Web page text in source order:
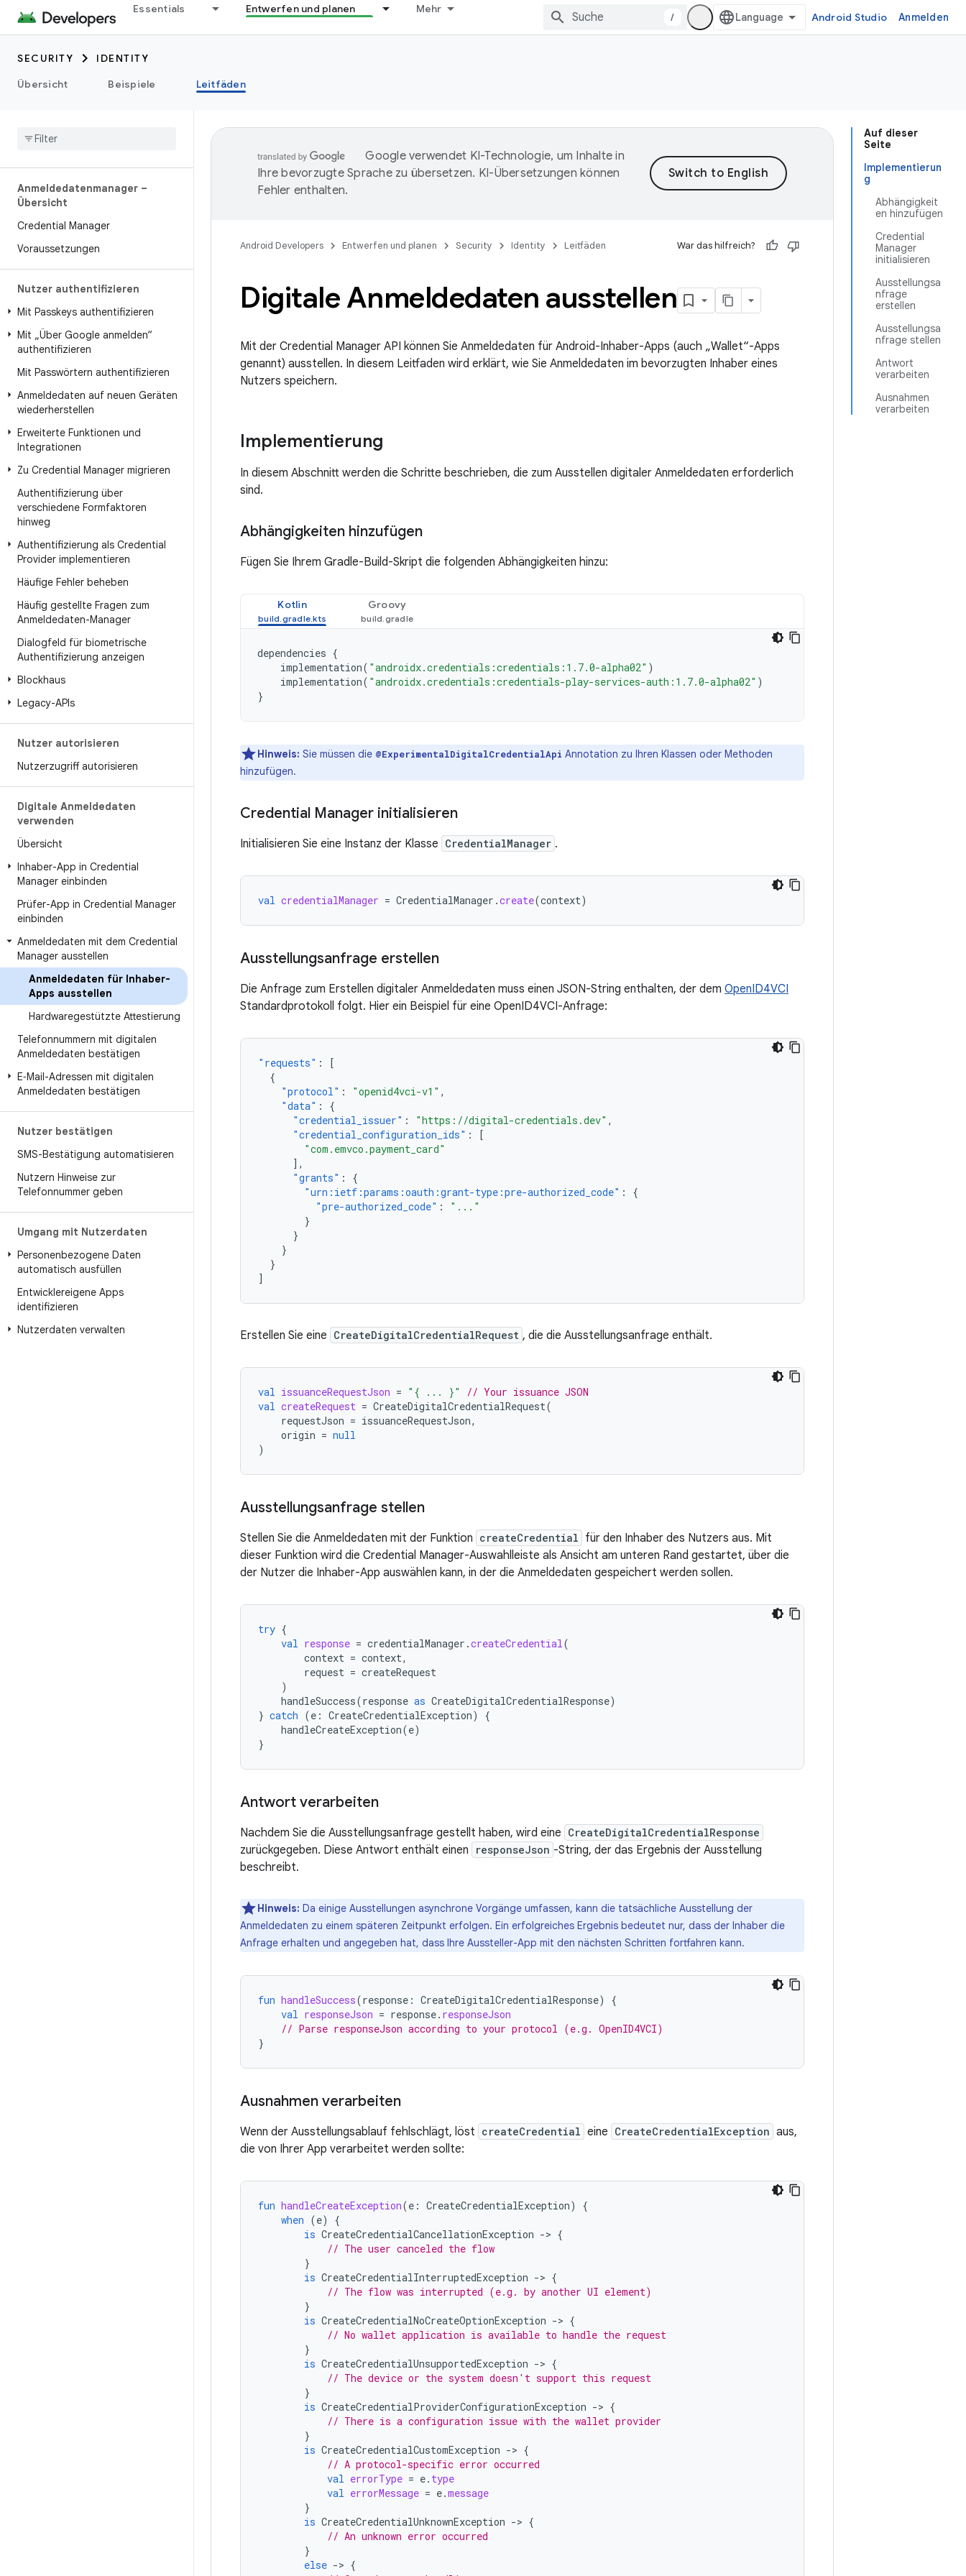
Essentials Entwerfen und planen Mehr
/ Android Studio Anmelden
SECURITY
IDENTITY
Übersicht
Beispiele Leitfäden
Anmeldedatenmanager –
Übersicht
Credential Manager
Voraussetzungen
Nutzer authentifizieren
Mit Passkeys authentifizieren
Mit „Über Google anmelden“
authentifizieren
Mit Passwörtern authentifizieren
Anmeldedaten auf neuen Geräten
wiederherstellen
Erweiterte Funktionen und
Integrationen
Zu Credential Manager migrieren
Authentifizierung über
verschiedene Formfaktoren
hinweg
Authentifizierung als Credential
Provider implementieren
Häufige Fehler beheben
Häufig gestellte Fragen zum
Anmeldedaten-Manager
Dialogfeld für biometrische
Authentifizierung anzeigen
Blockhaus
Legacy-APIs
Nutzer autorisieren
Nutzerzugriff autorisieren
Digitale Anmeldedaten
verwenden
Übersicht
Inhaber-App in Credential
Manager einbinden
Prüfer-App in Credential Manager
einbinden
Anmeldedaten mit dem Credential
Manager ausstellen
Anmeldedaten für Inhaber-
Apps ausstellen
Hardwaregestützte Attestierung
Telefonnummern mit digitalen
Anmeldedaten bestätigen
E‑Mail-Adressen mit digitalen
Anmeldedaten bestätigen
Nutzer bestätigen
SMS-Bestätigung automatisieren
Nutzern Hinweise zur
Telefonnummer geben
Umgang mit Nutzerdaten
Personenbezogene Daten
automatisch ausfüllen
Entwicklereigene Apps
identifizieren
Nutzerdaten verwalten
Auf dieser
Seite
Implementierun
g
Abhängigkeit
en hinzufügen
Credential
Manager
initialisieren
Ausstellungsa
nfrage
erstellen
Ausstellungsa
nfrage stellen
Antwort
verarbeiten
Ausnahmen
verarbeiten
Google verwendet KI-Technologie, um Inhalte in
Ihre bevorzugte Sprache zu übersetzen. KI-Übersetzungen können
Fehler enthalten.
Android Developers Entwerfen und planen Security Identity Leitfäden War das hilfreich?
Digitale Anmeldedaten ausstellen
Mit der Credential Manager API können Sie Anmeldedaten für Android-Inhaber-Apps (auch „Wallet“-Apps
genannt) ausstellen. In diesem Leitfaden wird erklärt, wie Sie Anmeldedaten im bevorzugten Inhaber eines
Nutzers speichern.
Implementierung
In diesem Abschnitt werden die Schritte beschrieben, die zum Ausstellen digitaler Anmeldedaten erforderlich
sind.
Abhängigkeiten hinzufügen
Fügen Sie Ihrem Gradle-Build-Skript die folgenden Abhängigkeiten hinzu:
Kotlin Groovy
dependencies {
implementation( "androidx.credentials:credentials:1.7.0-alpha02" )
implementation( "androidx.credentials:credentials-play-services-auth:1.7.0-alpha02" )
}
Hinweis: Sie müssen die @ExperimentalDigitalCredentialApi Annotation zu Ihren Klassen oder Methoden
hinzufügen.
Credential Manager initialisieren
Initialisieren Sie eine Instanz der Klasse CredentialManager .
val credentialManager = CredentialManager .create(context)
Ausstellungsanfrage erstellen
Die Anfrage zum Erstellen digitaler Anmeldedaten muss einen JSON-String enthalten, der dem OpenID4VCI
Standardprotokoll folgt. Hier ein Beispiel für eine OpenID4VCI-Anfrage:
"requests" :
[
{
"protocol" : "openid4vci-v1" ,
"data" :
{
"credential_issuer" : "https://digital-credentials.dev" ,
"credential_configuration_ids" :
[
"com.emvco.payment_card"
],
"grants" :
{
"urn:ietf:params:oauth:grant-type:pre-authorized_code" :
{
"pre-authorized_code" :
"..."
}
}
}
}
]
Erstellen Sie eine CreateDigitalCredentialRequest , die die Ausstellungsanfrage enthält.
val issuanceRequestJson = "{ ... }"
// Your issuance JSON
val createRequest = CreateDigitalCredentialRequest(
requestJson = issuanceRequestJson,
origin = null
)
Ausstellungsanfrage stellen
Stellen Sie die Anmeldedaten mit der Funktion createCredential für den Inhaber des Nutzers aus. Mit
dieser Funktion wird die Credential Manager-Auswahlleiste als Ansicht am unteren Rand gestartet, über die
der Nutzer die Inhaber-App auswählen kann, in der die Anmeldedaten gespeichert werden sollen.
try {
val response = credentialManager .createCredential(
context = context,
request = createRequest
)
handleSuccess(response as CreateDigitalCredentialResponse)
} catch (e : CreateCredentialException)
{
handleCreateException(e)
}
Antwort verarbeiten
Nachdem Sie die Ausstellungsanfrage gestellt haben, wird eine CreateDigitalCredentialResponse
zurückgegeben. Diese Antwort enthält einen responseJson -String, der das Ergebnis der Ausstellung
beschreibt.
Hinweis: Da einige Ausstellungen asynchrone Vorgänge umfassen, kann die tatsächliche Ausstellung der
Anmeldedaten zu einem späteren Zeitpunkt erfolgen. Ein erfolgreiches Ergebnis bedeutet nur, dass der Inhaber die
Anfrage erhalten und angegeben hat, dass Ihre Aussteller-App mit den nächsten Schritten fortfahren kann.
fun handleSuccess(response : CreateDigitalCredentialResponse)
{
val responseJson = response. responseJson
// Parse responseJson according to your protocol (e.g. OpenID4VCI)
}
Ausnahmen verarbeiten
Wenn der Ausstellungsablauf fehlschlägt, löst createCredential eine CreateCredentialException aus,
die von Ihrer App verarbeitet werden sollte:
fun handleCreateException(e : CreateCredentialException)
{
when (e)
{
is CreateCredentialCancellationException -> {
// The user canceled the flow
}
is CreateCredentialInterruptedException -> {
// The flow was interrupted (e.g. by another UI element)
}
is CreateCredentialNoCreateOptionException -> {
// No wallet application is available to handle the request
}
is CreateCredentialUnsupportedException -> {
// The device or the system doesn't support this request
}
is CreateCredentialProviderConfigurationException -> {
// There is a configuration issue with the wallet provider
}
is CreateCredentialCustomException -> {
// A protocol-specific error occurred
val errorType = e. type
val errorMessage = e.message
}
is CreateCredentialUnknownException -> {
// An unknown error occurred
}
else -> {